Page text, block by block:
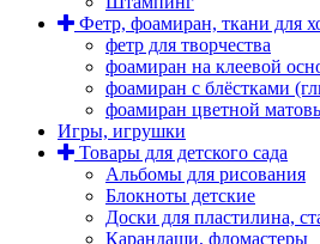
Фетр, фоамиран, ткани для
фетр для творчества
фоамиран на клеевой
фоамиран с блёстками
фоамиран цветной
Игры, игрушки
Товары для детского сада
Альбомы для рисования
Блокноты детские
Доски для пластилина,
Карандаши, фломастеры